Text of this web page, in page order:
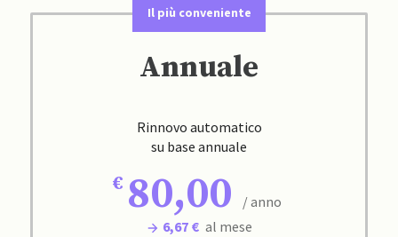
Il più conveniente
Annuale
Rinnovo automatico
su base annuale
80,00
/ anno
6,67 € al mese